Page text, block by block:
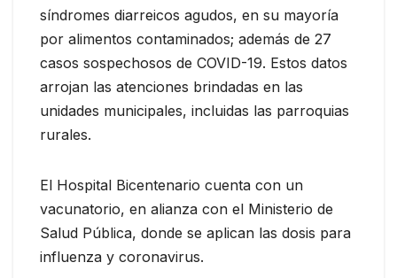
síndromes diarreicos agudos, en su mayoría
por alimentos contaminados; además de 27
casos sospechosos de COVID-19. Estos datos
arrojan las atenciones brindadas en las
unidades municipales, incluidas las parroquias
rurales.
El Hospital Bicentenario cuenta con un
vacunatorio, en alianza con el Ministerio de
Salud Pública, donde se aplican las dosis para
influenza y coronavirus.